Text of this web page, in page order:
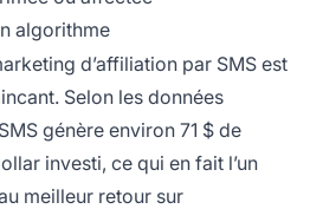
algorithme
d’affiliation par SMS est
Selon les données
génère environ 71 $ de
investi, ce qui en fait l’un
meilleur retour sur